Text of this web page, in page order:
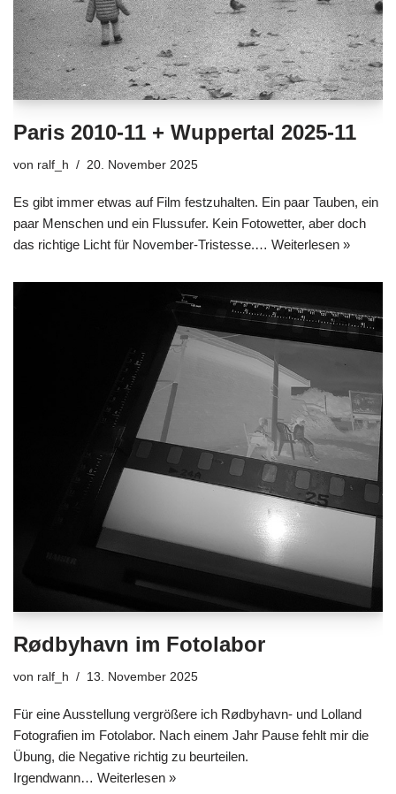
Paris 2010-11 + Wuppertal 2025-11
von ralf_h 20. November 2025
Es gibt immer etwas auf Film festzuhalten. Ein paar Tauben, ein
paar Menschen und ein Flussufer. Kein Fotowetter, aber doch
das richtige Licht für November-Tristesse.… Weiterlesen »
Rødbyhavn im Fotolabor
von ralf_h 13. November 2025
Für eine Ausstellung vergrößere ich Rødbyhavn- und Lolland
Fotografien im Fotolabor. Nach einem Jahr Pause fehlt mir die
Übung, die Negative richtig zu beurteilen.
Irgendwann… Weiterlesen »